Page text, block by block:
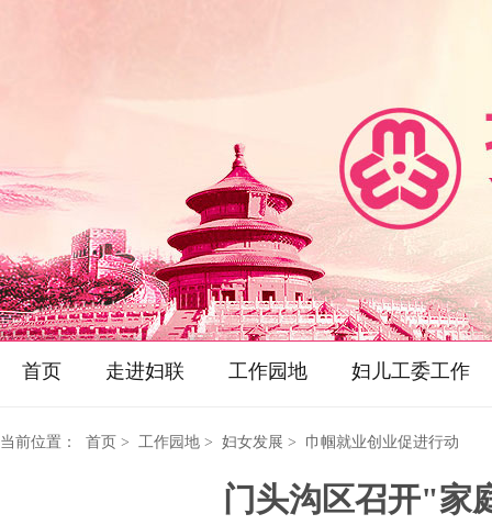
首页 走进妇联 工作园地 妇儿工委工作
当前位置： 首页 > 工作园地 > 妇女发展 > 巾帼就业创业促进行动
门头沟区召开"家